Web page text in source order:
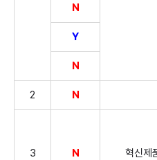
N
Y
N
2 N
3 N 혁신제